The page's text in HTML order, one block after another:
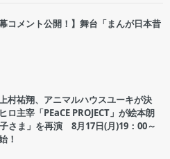
コメント公開！】舞台「まんが日本昔
村祐翔、アニマルハウスユーキが決
主宰「PEaCE PROJECT」が絵本朗
さま」を再演 8月17日(月)19：00～
！